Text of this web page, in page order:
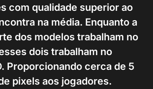
com qualidade superior ao
na média. Enquanto a
dos modelos trabalham no
dois trabalham no
Proporcionando cerca de 5
pixels aos jogadores.